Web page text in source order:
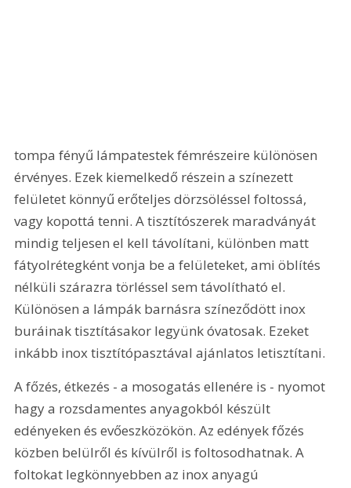
tompa fényű lámpatestek fémrészeire különösen
érvényes. Ezek kiemelkedő részein a színezett
felületet könnyű erőteljes dörzsöléssel foltossá,
vagy kopottá tenni. A tisztítószerek maradványát
mindig teljesen el kell távolítani, különben matt
fátyolrétegként vonja be a felületeket, ami öblítés
nélküli szárazra törléssel sem távolítható el.
Különösen a lámpák barnásra színeződött inox
buráinak tisztításakor legyünk óvatosak. Ezeket
inkább inox tisztítópasztával ajánlatos letisztítani.
A főzés, étkezés - a mosogatás ellenére is - nyomot
hagy a rozsdamentes anyagokból készült
edényeken és evőeszközökön. Az edények főzés
közben belülről és kívülről is foltosodhatnak. A
foltokat legkönnyebben az inox anyagú